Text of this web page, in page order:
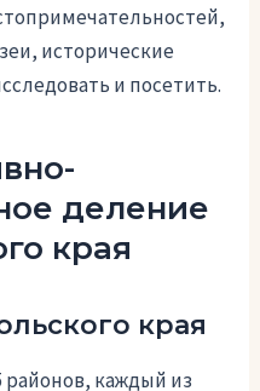
исторические
и посетить.
деление
края
края
районов, каждый из